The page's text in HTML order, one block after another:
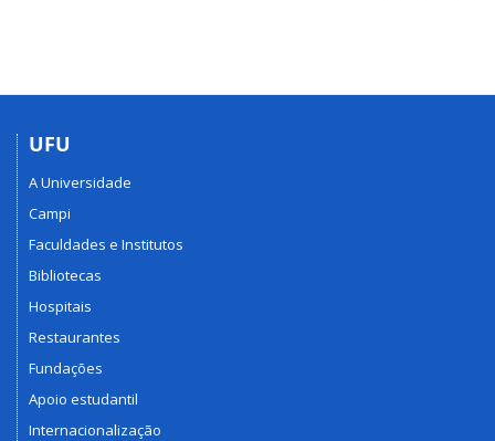
UFU
A Universidade
Campi
Faculdades e Institutos
Bibliotecas
Hospitais
Restaurantes
Fundações
Apoio estudantil
Internacionalização